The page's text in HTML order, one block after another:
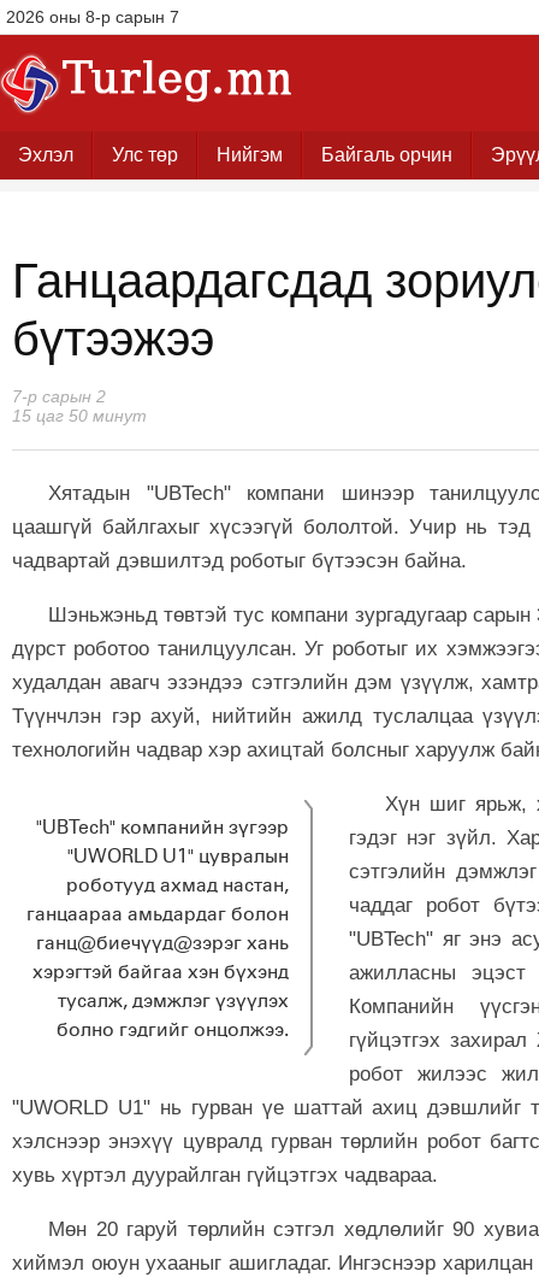
2026 оны 8-р сарын 7
Эхлэл Улс төр Нийгэм Байгаль орчин
Ганцаардагсдад
бүтээжээ
7-р сарын 2
15 цаг 50 минут
Хятадын "UBTech" компани шинээр
цаашгүй байлгахыг хүсээгүй бололтой. Учир нь
чадвартай дэвшилтэд роботыг бүтээсэн байна.
Шэньжэньд төвтэй тус компани зургадугаар
дүрст роботоо танилцуулсан. Уг роботыг их
худалдан авагч эзэндээ сэтгэлийн дэм үзүүлж,
Түүнчлэн гэр ахуй, нийтийн ажилд туслалцаа
технологийн чадвар хэр ахицтай болсныг харуулж
"UBTech" компанийн зүгээр
"UWORLD U1" цувралын
роботууд ахмад настан,
ганцаараа амьдардаг болон
ганц биечүүд зэрэг хань
хэрэгтэй байгаа хэн бүхэнд
тусалж, дэмжлэг үзүүлэх
болно гэдгийг онцолжээ.
Хүн шиг ярьж,
гэдэг нэг зүйл.
сэтгэлийн
чаддаг робот
"UBTech" яг энэ
ажилласны эцэст
Компанийн
гүйцэтгэх
робот жилээс
"UWORLD U1" нь гурван үе шаттай ахиц дэвшлийг
хэлснээр энэхүү цувралд гурван төрлийн робот
хувь хүртэл дуурайлган гүйцэтгэх чадвараа.
Мөн 20 гаруй төрлийн сэтгэл хөдлөлийг 90
хиймэл оюун ухааныг ашигладаг. Ингэснээр харилцан